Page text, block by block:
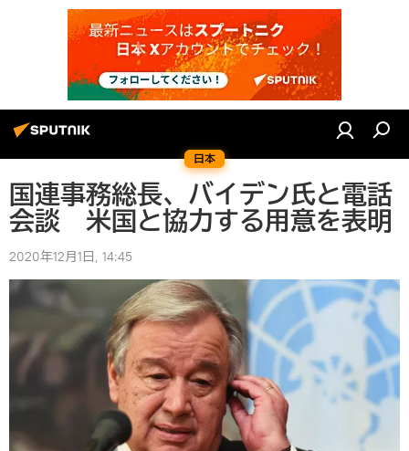
日本
国連事務総長、バイデン氏と電話
会談 米国と協力する用意を表明
2020年12月1日, 14:45